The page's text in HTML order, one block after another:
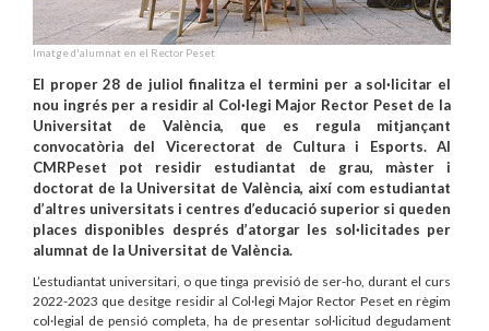
Imatge d'alumnat en el Rector Peset
El proper 28 de juliol finalitza el termini per a sol·licitar el
nou ingrés per a residir al Col·legi Major Rector Peset de la
Universitat de València, que es regula mitjançant
convocatòria del Vicerectorat de Cultura i Esports. Al
CMRPeset pot residir estudiantat de grau, màster i
doctorat de la Universitat de València, així com estudiantat
d’altres universitats i centres d’educació superior si queden
places disponibles després d’atorgar les sol·licitades per
alumnat de la Universitat de València.
L’estudiantat universitari, o que tinga previsió de ser-ho, durant el curs
2022-2023 que desitge residir al Col·legi Major Rector Peset en règim
col·legial de pensió completa, ha de presentar sol·licitud degudament